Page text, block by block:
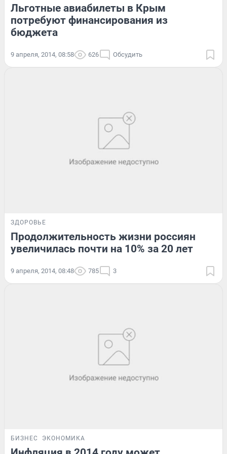
Льготные авиабилеты в Крым
потребуют финансирования из
бюджета
9 апреля, 2014, 08:58 626 Обсудить
ЗДОРОВЬЕ
Продолжительность жизни россиян
увеличилась почти на 10% за 20 лет
9 апреля, 2014, 08:48 785 3
БИЗНЕС ЭКОНОМИКА